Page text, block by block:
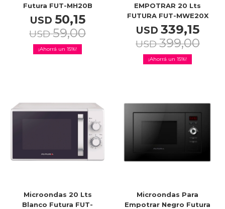
Futura FUT-MH20B
USD 50,15
USD 59,00
15
EMPOTRAR 20 Lts
FUTURA FUT-MWE20X
USD 339,15
USD 399,00
15
Microondas 20 Lts
Blanco Futura FUT-
Microondas Para
Empotrar Negro Futura
Mis pedidos